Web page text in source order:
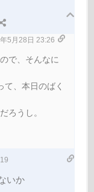
5月28日 23:26
で、そんなに
、本日のばく
ろうし。
いか